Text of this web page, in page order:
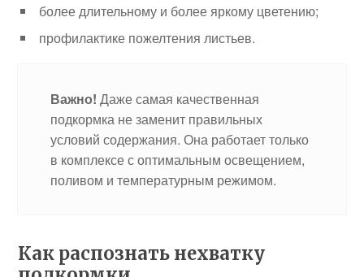
более длительному и более яркому цветению;
профилактике пожелтения листьев.
Важно! Даже самая качественная
подкормка не заменит правильных
условий содержания. Она работает только
в комплексе с оптимальным освещением,
поливом и температурным режимом.
Как распознать нехватку